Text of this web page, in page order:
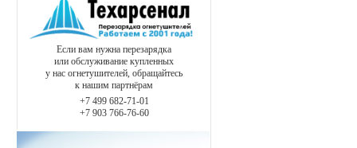
Если вам нужна перезарядка
или обслуживание купленных
у нас огнетушителей, обращайтесь
к нашим партнёрам
+7 499 682-71-01
+7 903 766-76-60